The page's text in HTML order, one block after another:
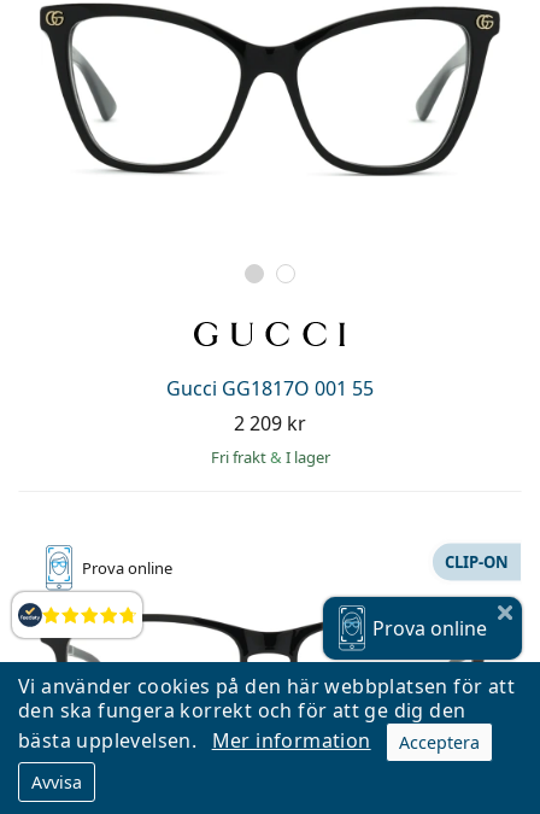
Vi använder cookies på den här webbplatsen för att
den ska fungera korrekt och för att ge dig den
bästa upplevelsen.
Mer information
Acceptera
Avvisa
Recensioner
Gucci GG1817O 001 55
2 209 kr
Fri frakt& I lager
Prova online CLIP-ON
Prova online